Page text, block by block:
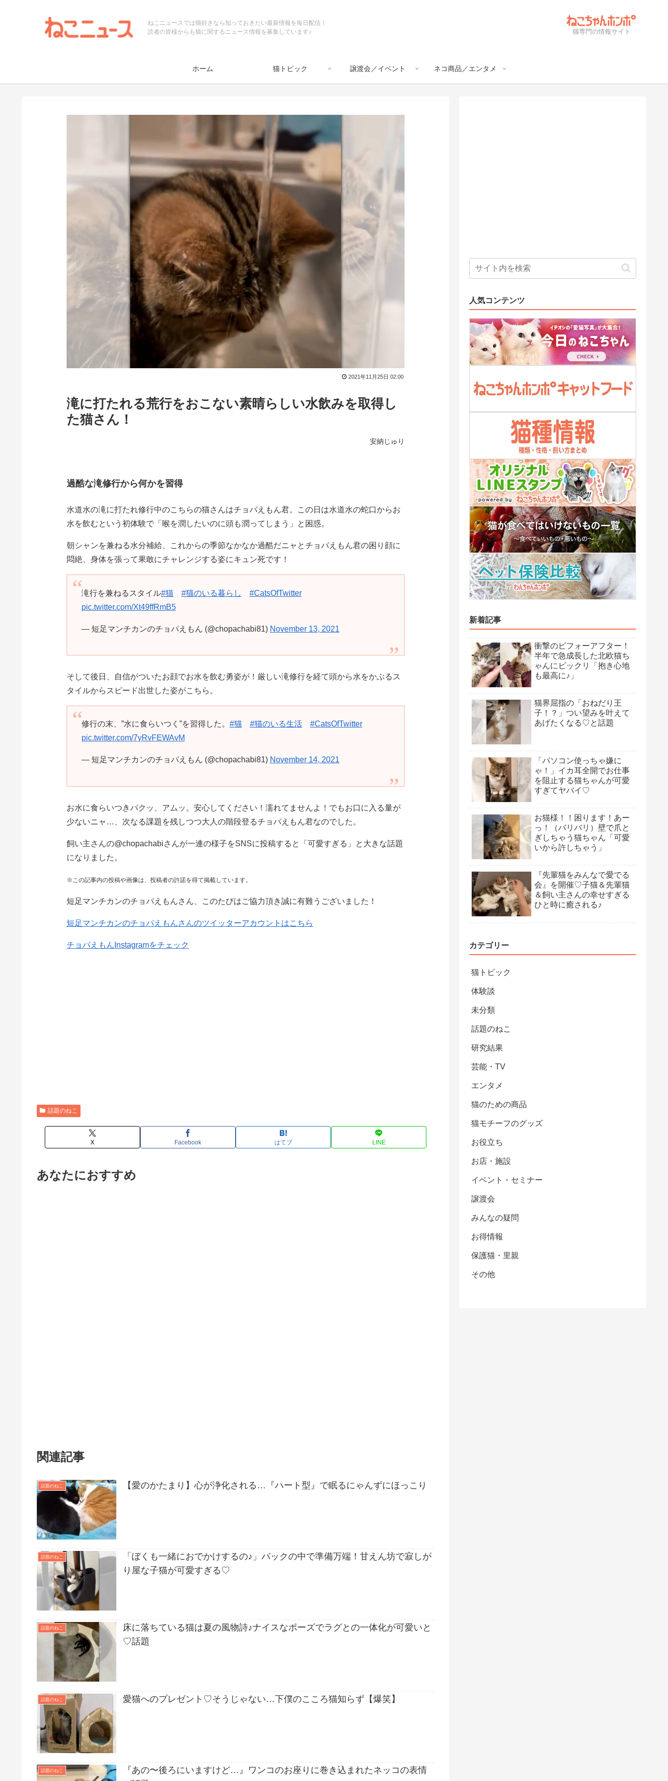
ねこニュースでは猫好きなら知っておきたい最新情報を毎日配信！
読者の皆様からも猫に関するニュース情報を募集しています♪
猫専門の情報サイト
ホーム 猫トピック 譲渡会／イベント ネコ商品／エンタメ
滝に打たれる荒行をおこない素晴らしい水飲みを取得し
た猫さん！
2021年11月25日 02:00
安納じゅり
過酷な滝修行から何かを習得
水道水の滝に打たれ修行中のこちらの猫さんはチョパえもん君。この日は水道水の蛇口からお
水を飲むという初体験で「喉を潤したいのに頭も潤ってしまう」と困惑。
朝シャンを兼ねる水分補給、これからの季節なかなか過酷だニャとチョパえもん君の困り顔に
悶絶、身体を張って果敢にチャレンジする姿にキュン死です！
滝行を兼ねるスタイル#猫 #猫のいる暮らし
#CatsOfTwitter
pic.twitter.com/Xt49ffRmB5
— 短足マンチカンのチョパえもん (@chopachabi81) November 13, 2021
そして後日、自信がついたお顔でお水を飲む勇姿が！厳しい滝修行を経て頭から水をかぶるス
タイルからスピード出世した姿がこちら。
修行の末、”水に食らいつく”を習得した。 #猫 #猫のいる生活
#CatsOfTwitter
pic.twitter.com/7yRvFEWAvM
— 短足マンチカンのチョパえもん (@chopachabi81) November 14, 2021
お水に食らいつきパクッ、アムッ。安心してください！濡れてませんよ！でもお口に入る量が
少ないニャ…、次なる課題を残しつつ大人の階段登るチョパえもん君なのでした。
飼い主さんの@chopachabiさんが一連の様子をSNSに投稿すると「可愛すぎる」と大きな話題
になりました。
※この記事内の投稿や画像は、投稿者の許諾を得て掲載しています。
短足マンチカンのチョパえもんさん、このたびはご協力頂き誠に有難うございました！
短足マンチカンのチョパえもんさんのツイッターアカウントはこちら
チョパえもんInstagramをチェック
話題のねこ
X Facebook はてブ LINE
あなたにおすすめ
関連記事
話題のねこ 【愛のかたまり】心が浄化される…『ハート型』で眠るにゃんずにほっこり
話題のねこ
「ぼくも一緒におでかけするの♪」バックの中で準備万端！甘えん坊で寂しが
り屋な子猫が可愛すぎる♡
話題のねこ
床に落ちている猫は夏の風物詩♪ナイスなポーズでラグとの一体化が可愛いと
♡話題
話題のねこ 愛猫へのプレゼント♡そうじゃない…下僕のこころ猫知らず【爆笑】
話題のねこ
『あの〜後ろにいますけど…』ワンコのお座りに巻き込まれたネッコの表情
人気コンテンツ
新着記事
衝撃のビフォーアフター！
半年で急成長した北欧猫ち
ゃんにビックリ「抱き心地
も最高に♪」
猫界屈指の「おねだり王
子！？」つい望みを叶えて
あげたくなる♡と話題
「パソコン使っちゃ嫌に
ゃ！」イカ耳全開でお仕事
を阻止する猫ちゃんが可愛
すぎてヤバイ♡
お猫様！！困ります！あー
っ！（バリバリ）壁で爪と
ぎしちゃう猫ちゃん「可愛
いから許しちゃう」
『先輩猫をみんなで愛でる
会』を開催♡子猫＆先輩猫
＆飼い主さんの幸せすぎる
ひと時に癒される♪
カテゴリー
猫トピック
体験談
未分類
話題のねこ
研究結果
芸能・TV
エンタメ
猫のための商品
猫モチーフのグッズ
お役立ち
お店・施設
イベント・セミナー
譲渡会
みんなの疑問
お得情報
保護猫・里親
その他